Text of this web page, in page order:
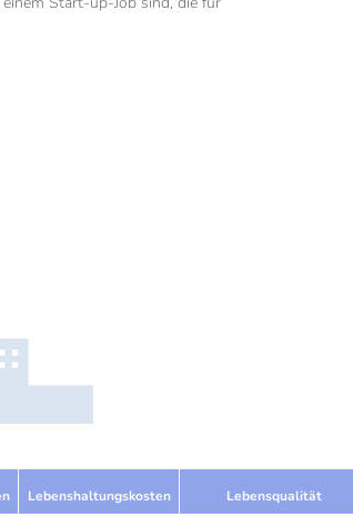
Lebenshaltungskosten Lebensqualität